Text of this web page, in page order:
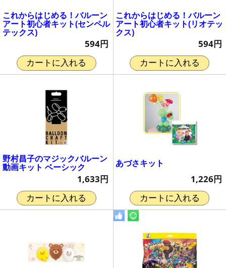
これからはじめる！バルーン
アート初心者キット(センペル
テックス)
594円
カートに入れる
これからはじめる！バルーン
アート初心者キット(リオテッ
クス)
594円
カートに入れる
野村昌子のマジックバルーン
動画キット ベーシック
1,633円
カートに入れる
あづさキット
1,226円
カートに入れる